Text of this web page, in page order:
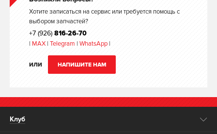
Хотите записаться на сервис или требуется помощь с
выбором запчастей?
+7 (926) 816-26-70
| MAX | Telegram | WhatsApp |
ИЛИ НАПИШИТЕ НАМ
Клуб